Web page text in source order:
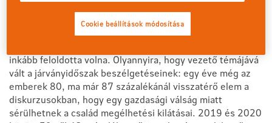
épségünket - ezekről az emberek több mint 30 százaléka
nem hajlandó beszélni. Az anyagi problémák megosztását
inkább feloldotta volna. Olyannyira, hogy vezető témájává
vált a járványidőszak beszélgetéseinek: egy éve még az
emberek 80, ma már 87 százalékánál visszatérő elem a
diskurzusokban, hogy egy gazdasági válság miatt
sérülhetnek a család megélhetési kilátásai. 2019 és 2020
Cookie beállítások módosítása